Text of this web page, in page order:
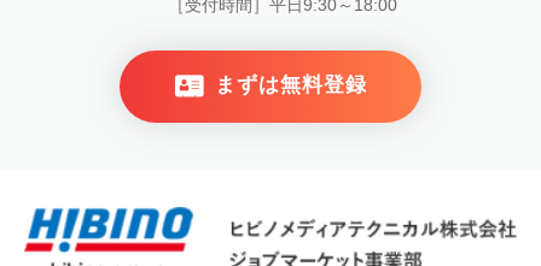
［受付時間］平日9:30～18:00
まずは無料登録